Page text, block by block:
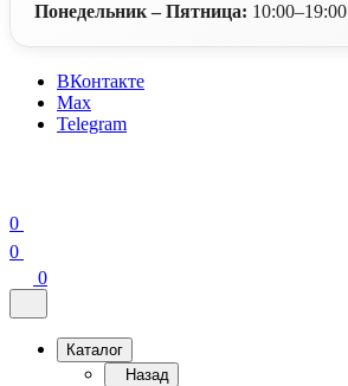
Понедельник – Пятница: 10:00–19:00
ВКонтакте
Max
Telegram
0
0
0
Каталог
Назад